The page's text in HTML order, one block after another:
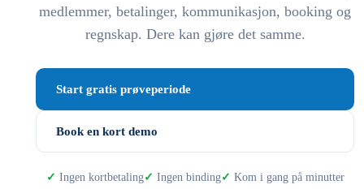
medlemmer, betalinger, kommunikasjon, booking og
regnskap. Dere kan gjøre det samme.
Start gratis prøveperiode
Book en kort demo
Ingen kortbetaling Ingen binding Kom i gang på minutter